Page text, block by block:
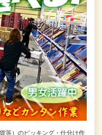
等）のピッキング・仕分け作